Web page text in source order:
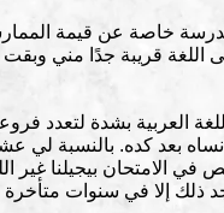
خاصة عن قيمة
اللغة قريبة جدًا مني وبقت
بشدة لتعدد
بعد كده. بالنسبة لي
الامتحان بيجيلنا غير
ذلك إلا في سنوات